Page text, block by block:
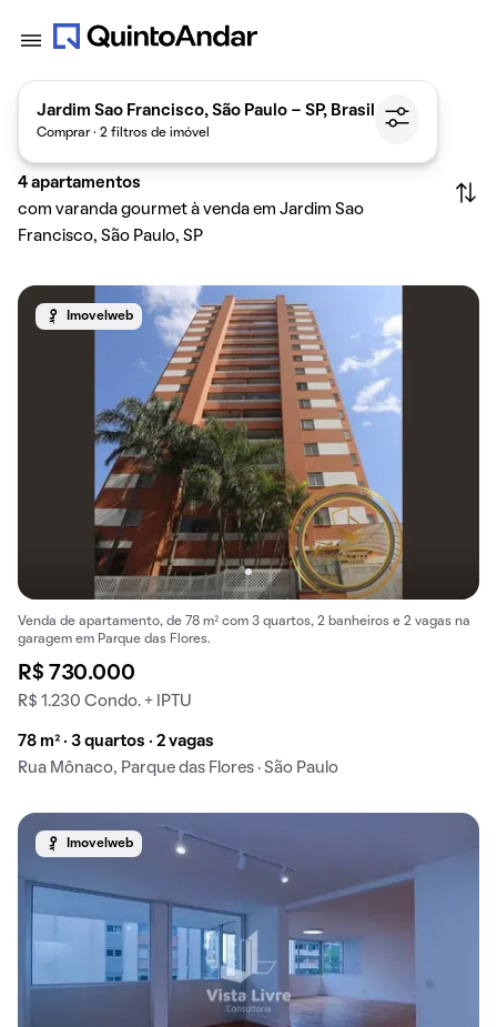
Jardim Sao Francisco, São Paulo - SP, Brasil
Comprar · 2 filtros de imóvel
4 apartamentos
com varanda gourmet à venda em Jardim Sao
Francisco, São Paulo, SP
Imovelweb
Venda de apartamento, de 78 m² com 3 quartos, 2 banheiros e 2 vagas na
garagem em Parque das Flores.
R$ 730.000
R$ 1.230 Condo. + IPTU
78 m² · 3 quartos · 2 vagas
Rua Mônaco, Parque das Flores · São Paulo
Imovelweb